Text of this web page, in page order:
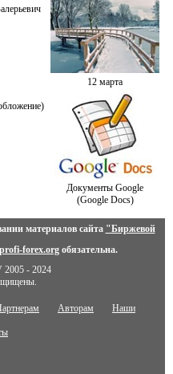
12 марта
Документы Google
(Google Docs)
материалов сайта "Биржевой
forex.orgобязательна.
2005 - 2024
Авторам Наши